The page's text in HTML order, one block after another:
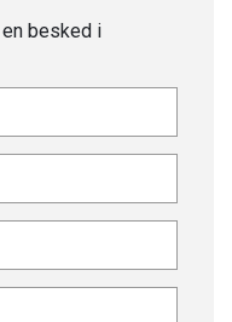
besked i